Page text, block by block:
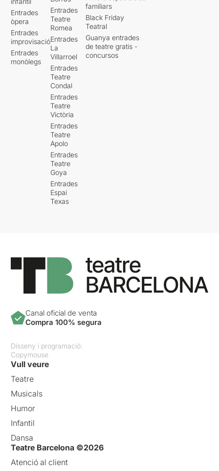
Entrades
òpera
Entrades
improvisació
Entrades
monòlegs
Entrades
Teatre
Romea
Entrades
La
Villarroel
Entrades
Teatre
Condal
Entrades
Teatre
Victòria
Entrades
Teatre
Apolo
Entrades
Teatre
Goya
Entrades
Espai
Texas
familiars
Black Friday
Teatral
Guanya entrades
de teatre gratis -
concursos
Canal oficial de venta
Compra 100% segura
Disseny i programació:
Copymouse
Vull veure
Teatre
Musicals
Humor
Infantil
Dansa
Teatre Barcelona ©2026
Atenció al client